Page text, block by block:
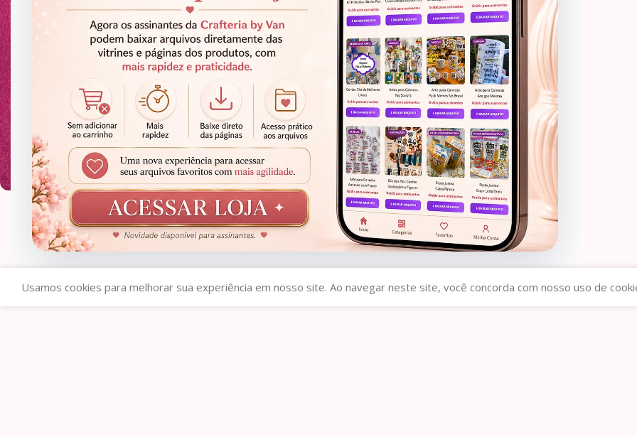
Cartão com Chaveiro – Dia do
Trabalhador
R$9,99 R$0,90
Usamos cookies para melhorar sua experiência em nosso site. Ao navegar neste site, você concorda com nosso uso de